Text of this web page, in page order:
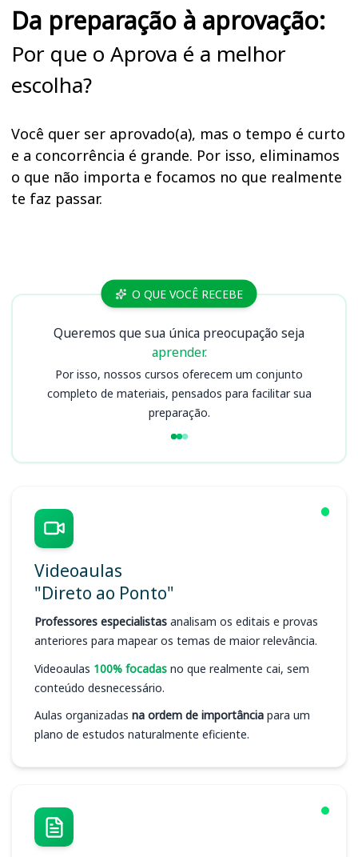
Da preparação à aprovação:
Por que o Aprova é a melhor
escolha?
Você quer ser aprovado(a), mas o tempo é curto
e a concorrência é grande. Por isso, eliminamos
o que não importa e focamos no que realmente
te faz passar.
Cursos CORE GOO QUE VOCÊ RECEBE
Queremos que sua única preocupação seja
aprender.
Por isso, nossos cursos oferecem um conjunto
completo de materiais, pensados para facilitar sua
preparação.
Videoaulas
"Direto ao Ponto"
Professores especialistas analisam os editais e provas
anteriores para mapear os temas de maior relevância.
Videoaulas 100% focadas no que realmente cai, sem
conteúdo desnecessário.
Aulas organizadas na ordem de importância para um
plano de estudos naturalmente eficiente.